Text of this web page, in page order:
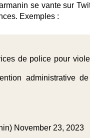
se vante sur
Exemples :
de police pour
administrative
November 23, 2023